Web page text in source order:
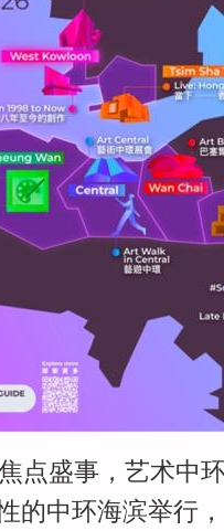
点盛事，艺术中
的中环海滨举行